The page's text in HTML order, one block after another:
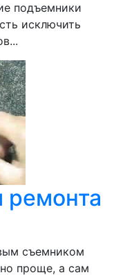
подъемники
исключить
ремонта
съемником
проще, а сам